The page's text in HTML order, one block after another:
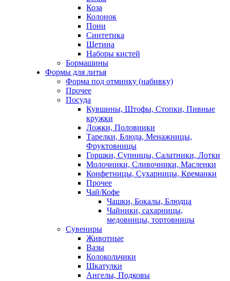
Коза
Колонок
Пони
Синтетика
Щетина
Наборы кистей
Бормашины
Формы для литья
Форма под отминку (набивку)
Прочее
Посуда
Кувшины, Штофы, Стопки, Пивные
кружки
Ложки, Половники
Тарелки, Блюда, Менажницы,
Фруктовницы
Горшки, Супницы, Салатники, Лотки
Молочники, Сливочники, Масленки
Конфетницы, Сухарницы, Креманки
Прочее
Чай/Кофе
Чашки, Бокалы, Блюдца
Чайники, сахарницы,
медовницы, тортовницы
Сувениры
Животные
Вазы
Колокольчики
Шкатулки
Ангелы, Подковы